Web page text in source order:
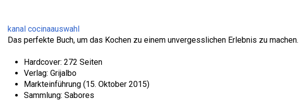
kanal cocinaauswahl
Das perfekte Buch, um das Kochen zu einem unvergesslichen Erlebnis zu machen.
Hardcover: 272 Seiten
Verlag: Grijalbo
Markteinführung (15. Oktober 2015)
Sammlung: Sabores